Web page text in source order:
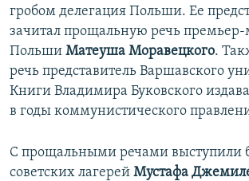
гробом делегация Польши. Ее
зачитал прощальную речь
Польши Матеуша Моравецкого.
речь представитель Варшавского
Книги Владимира Буковского
в годы коммунистического
С прощальными речами выступили
советских лагерей Мустафа